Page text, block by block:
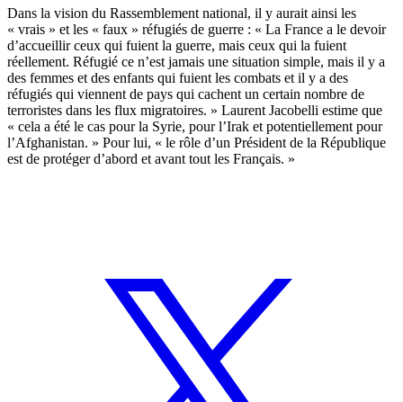
Dans la vision du Rassemblement national, il y aurait ainsi les
« vrais » et les « faux » réfugiés de guerre : « La France a le devoir
d’accueillir ceux qui fuient la guerre, mais ceux qui la fuient
réellement. Réfugié ce n’est jamais une situation simple, mais il y a
des femmes et des enfants qui fuient les combats et il y a des
réfugiés qui viennent de pays qui cachent un certain nombre de
terroristes dans les flux migratoires. » Laurent Jacobelli estime que
« cela a été le cas pour la Syrie, pour l’Irak et potentiellement pour
l’Afghanistan. » Pour lui, « le rôle d’un Président de la République
est de protéger d’abord et avant tout les Français. »